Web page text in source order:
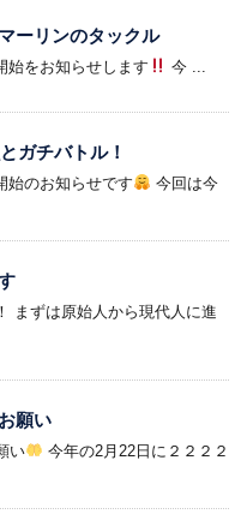
ーリンのタックル
始をお知らせします 今 ...
ガチバトル！
始のお知らせです
今回は今
まずは原始人から現代人に進
願い
い
今年の2月22日に２２２２